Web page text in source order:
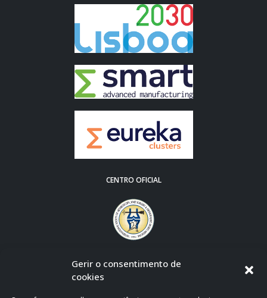
Gerir o consentimento de
cookies
CENTRO OFICIAL